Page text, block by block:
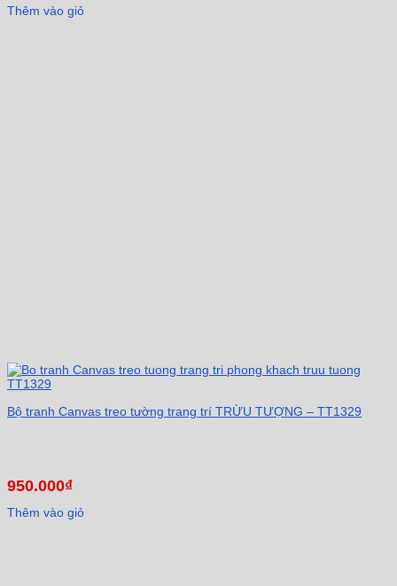
Thêm vào giỏ
Bộ tranh Canvas treo tường trang trí TRỪU TƯỢNG – TT1329
950.000₫
Thêm vào giỏ